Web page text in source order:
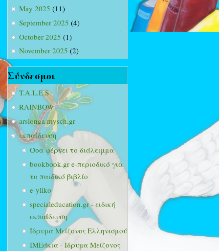
May 2025 (11)
September 2025 (4)
October 2025 (1)
November 2025 (2)
Σύνδεσμοι
T.A.L.E.S
RAINBOW
arslonga.mysch.gr
εκπαίδευση
Όσα φέρνει το διάλειμμα
bookbook.gr e-περιοδικό για
το παιδικό βιβλίο
e-yliko
specialeducation.gr - ειδική
εκπαίδευση
Ίδρυμα Μείζονος Ελληνισμού
ΙΜΕάκια - Ίδρυμα Μείζονος